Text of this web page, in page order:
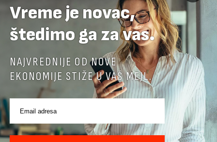
POVEZANI SADRŽAJI
Vreme je novac,
štedimo ga za vas.
NAJVREDNIJE OD NOVE
EKONOMIJE STIŽE U VAŠ MEJL.